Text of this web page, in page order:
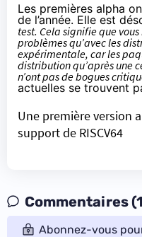
Les premières alpha
de l’année. Elle est
test. Cela signifie que
problèmes qu’avec les
expérimentale, car les
distribution qu’après une
n’ont pas de bogues
actuelles se trouvent
Une première version
support de RISCV64
Commentaires
Abonnez-vous